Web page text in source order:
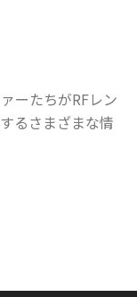
ーたちがRFレン
るさまざまな情